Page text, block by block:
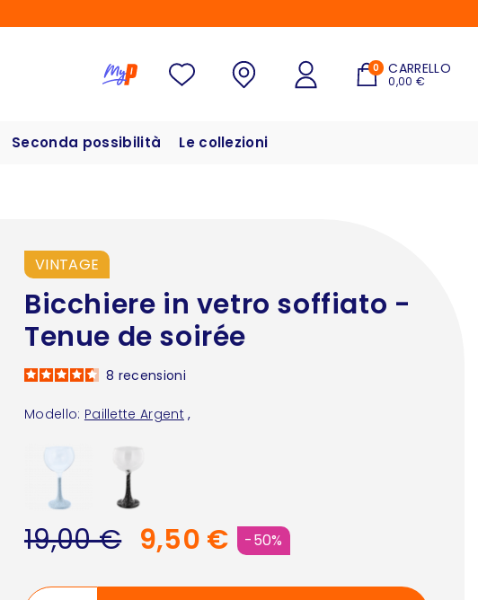
0 CARRELLO
0,00 €
Seconda possibilità Le collezioni
VINTAGE
Bicchiere in vetro soffiato -
Tenue de soirée
Modello: Paillette Argent ,
8 recensioni
19,00 € -50%
9,50 €